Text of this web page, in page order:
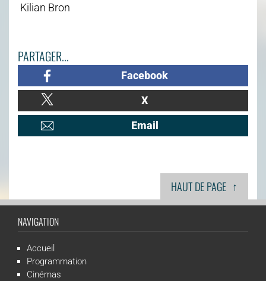
Kilian Bron
PARTAGER...
Facebook
X
Email
HAUT DE PAGE ↑
NAVIGATION
Accueil
Programmation
Cinémas